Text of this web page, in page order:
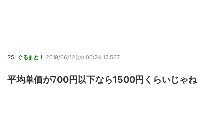
35: ぐるまと！ 2019/06/12(水) 06:24:12.567
平均単価が700円以下なら1500円くらいじゃね